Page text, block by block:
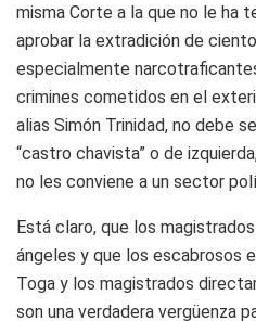
misma Corte a la que no le ha
aprobar la extradición de
especialmente
crimines cometidos en el
alias Simón Trinidad, no debe
“castro chavista” o de
no les conviene a un sector
Está claro, que los
ángeles y que los escabrosos
Toga y los magistrados
son una verdadera vergüenza